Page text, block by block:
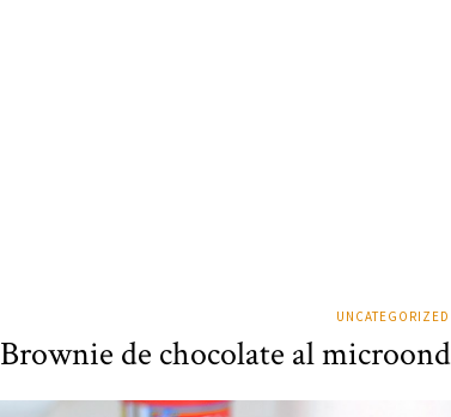
UNCATEGORIZED
Brownie de chocolate al